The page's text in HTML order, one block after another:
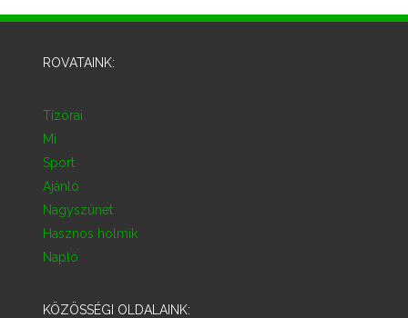
ROVATAINK:
Tízórai
Mi
Sport
Ajánló
Nagyszünet
Hasznos holmik
Napló
KÖZÖSSÉGI OLDALAINK: